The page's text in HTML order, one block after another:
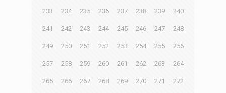
233 234 235 236 237 238 239 240
241 242 243 244 245 246 247 248
249 250 251 252 253 254 255 256
257 258 259 260 261 262 263 264
265 266 267 268 269 270 271 272